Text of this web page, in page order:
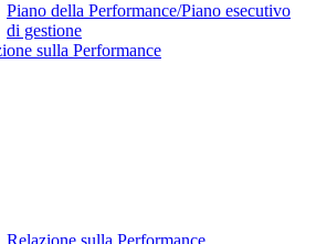
Piano della Performance/Piano esecutivo
di gestione
sulla Performance